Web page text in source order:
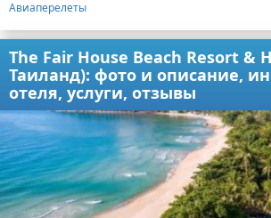
Авиаперелеты
The Fair House Beach Resort &
Таиланд): фото и описание,
отеля, услуги, отзывы